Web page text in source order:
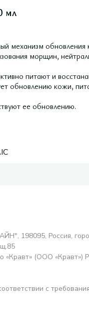
мл
механизм
морщин,
питают и
обновлению кожи,
ее обновлению.
198095, Россия,
«Кравт» (ООО «Кравт»)
с